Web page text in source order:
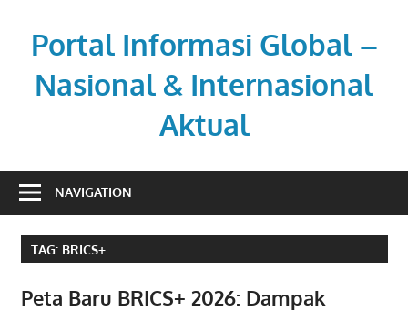
contentPortal Informasi Global –
Nasional & Internasional
Aktual
berita
untuk
pembaca
NAVIGATION
TAG: BRICS+
Peta Baru BRICS+ 2026: Dampak